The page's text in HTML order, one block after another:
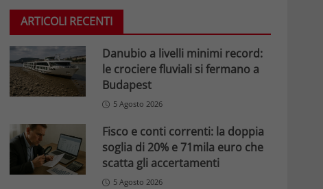
ARTICOLI RECENTI
Danubio a livelli minimi record:
le crociere fluviali si fermano a
Budapest
5 Agosto 2026
Fisco e conti correnti: la doppia
soglia di 20% e 71mila euro che
scatta gli accertamenti
5 Agosto 2026